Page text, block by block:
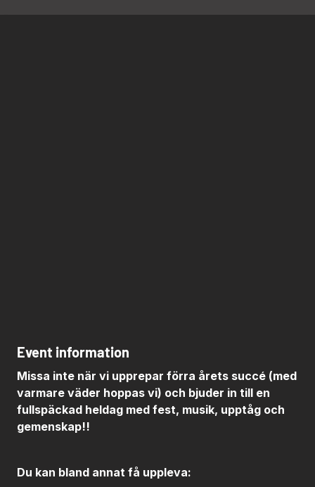
Event information
Missa inte när vi upprepar förra årets succé (med
varmare väder hoppas vi) och bjuder in till en
fullspäckad heldag med fest, musik, upptåg och
gemenskap!!
Du kan bland annat få uppleva: